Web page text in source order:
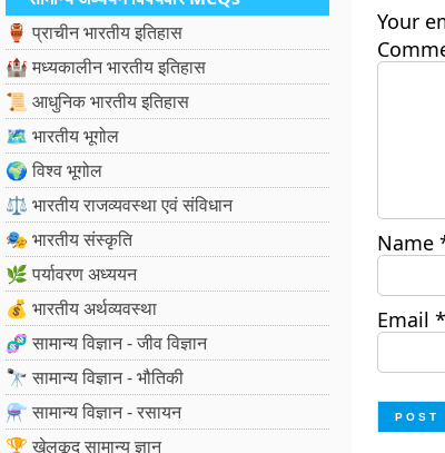
🏺 प्राचीन भारतीय इतिहास
🏰 मध्यकालीन भारतीय इतिहास
📜 आधुनिक भारतीय इतिहास
🗺️ भारतीय भूगोल
🌍 विश्व भूगोल
⚖️ भारतीय राजव्यवस्था एवं संविधान
🎭 भारतीय संस्कृति
🌿 पर्यावरण अध्ययन
💰 भारतीय अर्थव्यवस्था
🧬 सामान्य विज्ञान - जीव विज्ञान
🔭 सामान्य विज्ञान - भौतिकी
⚗️ सामान्य विज्ञान - रसायन
🏆 खेलकूद सामान्य ज्ञान
Your
Name
Email *